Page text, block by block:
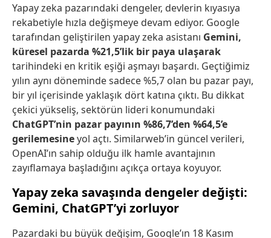
Yapay zeka pazarındaki dengeler, devlerin kıyasıya
rekabetiyle hızla değişmeye devam ediyor. Google
tarafından geliştirilen yapay zeka asistanı Gemini,
küresel pazarda %21,5’lik bir paya ulaşarak
tarihindeki en kritik eşiği aşmayı başardı. Geçtiğimiz
yılın aynı döneminde sadece %5,7 olan bu pazar payı,
bir yıl içerisinde yaklaşık dört katına çıktı. Bu dikkat
çekici yükseliş, sektörün lideri konumundaki
ChatGPT’nin pazar payının %86,7’den %64,5’e
gerilemesineyol açtı. Similarweb’in güncel verileri,
OpenAI’ın sahip olduğu ilk hamle avantajının
zayıflamaya başladığını açıkça ortaya koyuyor.
Yapay zeka savaşında dengeler değişti:
Gemini, ChatGPT’yi zorluyor
Pazardaki bu büyük değişim, Google’ın 18 Kasım